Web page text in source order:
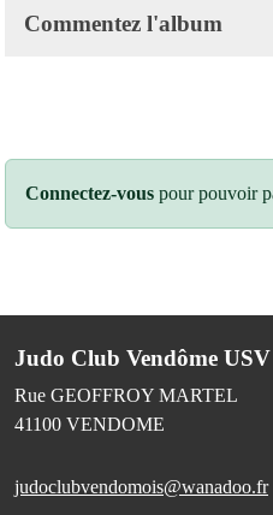
Commentez l'album
Connectez-vous pour pouvoir
Judo Club Vendôme USV
Rue GEOFFROY MARTEL
41100 VENDOME
judoclubvendomois@wanadoo.fr